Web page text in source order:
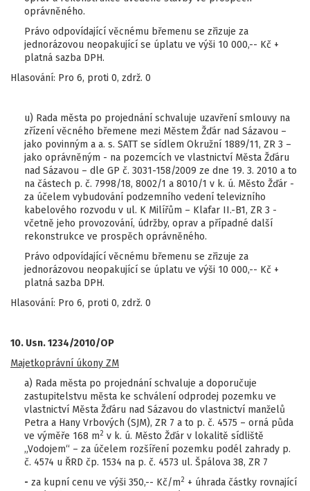
oprávněného.
Právo odpovídající věcnému břemenu se zřizuje za
jednorázovou neopakující se úplatu ve výši 10 000,-- Kč +
platná sazba DPH.
Hlasování: Pro 6, proti 0, zdrž. 0
u) Rada města po projednání schvaluje uzavření smlouvy na
zřízení věcného břemene mezi Městem Žďár nad Sázavou –
jako povinným a a. s. SATT se sídlem Okružní 1889/11, ZR 3 –
jako oprávněným - na pozemcích ve vlastnictví Města Žďáru
nad Sázavou – dle GP č. 3031-158/2009 ze dne 19. 3. 2010 a to
na částech p. č. 7998/18, 8002/1 a 8010/1 v k. ú. Město Žďár -
za účelem vybudování podzemního vedení televizního
kabelového rozvodu v ul. K Milířům – Klafar II.-B1, ZR 3 -
včetně jeho provozování, údržby, oprav a případné další
rekonstrukce ve prospěch oprávněného.
Právo odpovídající věcnému břemenu se zřizuje za
jednorázovou neopakující se úplatu ve výši 10 000,-- Kč +
platná sazba DPH.
Hlasování: Pro 6, proti 0, zdrž. 0
10. Usn. 1234/2010/OP
Majetkoprávní úkony ZM
a) Rada města po projednání schvaluje a doporučuje
zastupitelstvu města ke schválení odprodej pozemku ve
vlastnictví Města Žďáru nad Sázavou do vlastnictví manželů
Petra a Hany Vrbových (SJM), ZR 7 a to p. č. 4575 – orná půda
ve výměře 168 m2 v k. ú. Město Žďár v lokalitě sídliště
„Vodojem“ – za účelem rozšíření pozemku podél zahrady p.
č. 4574 u ŘRD čp. 1534 na p. č. 4573 ul. Špálova 38, ZR 7
- za kupní cenu ve výši 350,-- Kč/m2 + úhrada částky rovnající